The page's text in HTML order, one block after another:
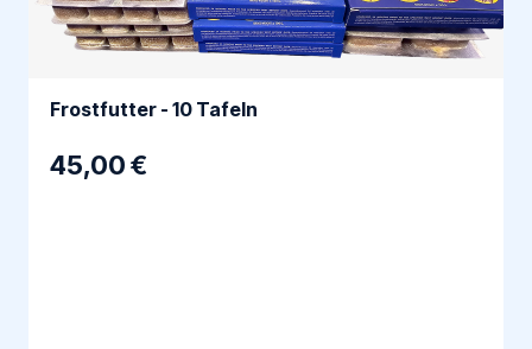
Frostfutter - 10 Tafeln
45,00 €